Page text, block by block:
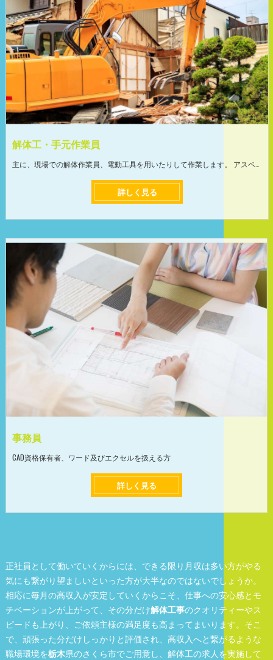
解体工・手元作業員
主に、現場での解体作業員、電動工具を用いたりして作業します。 アスベスト工事は防護マスクを着用してアスベスト除去作業を行うので、安心して作業に取り組めます。関東全域での仕事になります。 気持ちよく働いてもらいたいので体調も考慮しつつ、最適なシフトスケジュールを組みますのでご安心下さい。 業務拡大による募集のため、仕事量も収入も安定しています！ ＜前職より月給が上がった方社員も在籍＞ 当社では、仕事量が減ってしまう事が無いように、豊富な業務量と取引先と提携しています。現在、仕事が余りすぎていて困っています。 月給が10万~20万円アップして生活が変わった方、収入が安定した方など、仕事を頑張った分だけプライベートの充実が可能です! ＜未経験の方も安心して働ける環境＞ 入社後、先輩と同行しながら作業方法など、知識やスキルなどの業務を教えていきます。 イチから丁寧に指導しますので未経験の方やブランクのある方でも安心してお仕事できます。 頼れる先輩ばかりなので質問もしやすく、働きやすい環境です! ちょっとしたコツさえ掴めば重い建築資材も軽々運ぶことができるように!
詳しく見る
事務員
CAD資格保有者、ワード及びエクセルを扱える方
詳しく見る
正社員として働いていくからには、できる限り月収は多い方がやる
気にも繋がり望ましいといった方が大半なのではないでしょうか。
相応に毎月の高収入が安定していくからこそ、仕事への安心感とモ
チベーションが上がって、その分だけ解体工事のクオリティーやス
ピードも上がり、ご依頼主様の満足度も高まってまいります。そこ
で、頑張った分だけしっかりと評価され、高収入へと繋がるような
職場環境を栃木県のさくら市でご用意し、解体工の求人を実施して